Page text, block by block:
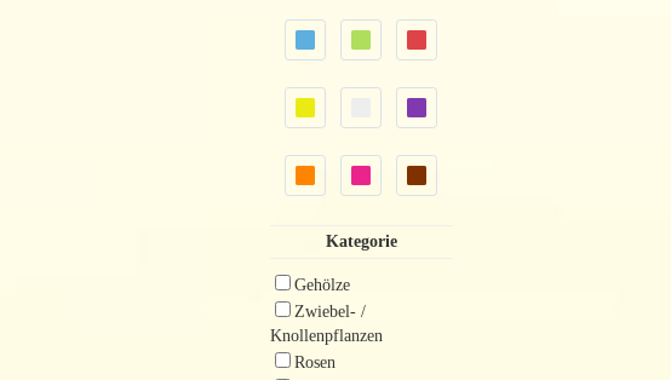
Kategorie
Gehölze
Zwiebel- /
Knollenpflanzen
Rosen